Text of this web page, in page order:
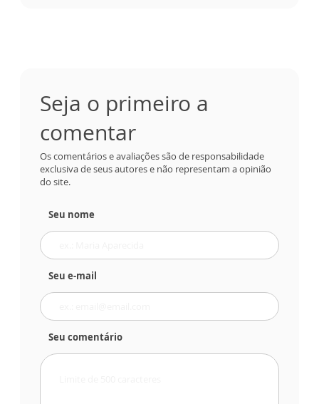
Seja o primeiro a
comentar
Os comentários e avaliações são de responsabilidade
exclusiva de seus autores e não representam a opinião
do site.
Seu nome
Seu e-mail
Seu comentário